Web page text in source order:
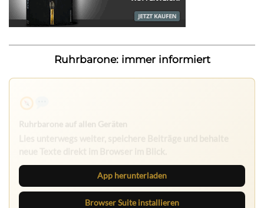
Ruhrbarone: immer informiert
Ruhrbarone auf allen Geräten
App herunterladen
Browser Suite installieren